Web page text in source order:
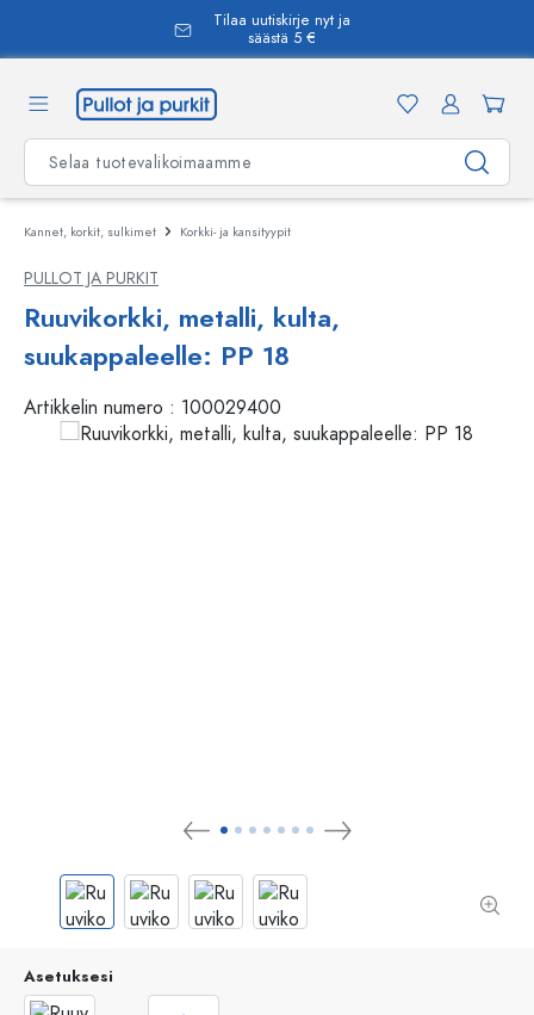
Tilaa uutiskirje nyt ja
säästä 5 €
Kannet, korkit, sulkimet Korkki- ja kansityypit
PULLOT JA PURKIT
Ruuvikorkki, metalli, kulta,
suukappaleelle: PP 18
Artikkelin numero : 100029400
Asetuksesi